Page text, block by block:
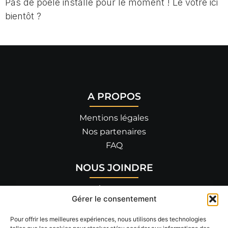
Gérer le consentement
Pour offrir les meilleures expériences, nous utilisons des technologies
bientôt ?
A PROPOS
Mentions légales
Nos partenaires
FAQ
NOUS JOINDRE
455 allée de Savoie
26300 BOURG-DE-PÉAGE
04 75 90 14 82